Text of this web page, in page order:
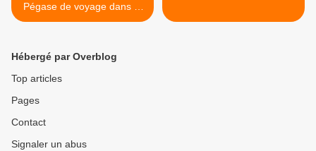
Pégase de voyage dans le
temps
Hébergé par Overblog
Top articles
Pages
Contact
Signaler un abus